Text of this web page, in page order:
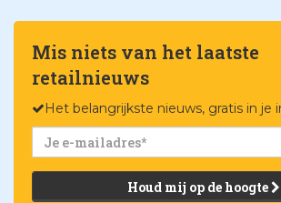
Mis niets van het laatste
retailnieuws
Het belangrijkste nieuws, gratis in je
Houd mij op de hoogte